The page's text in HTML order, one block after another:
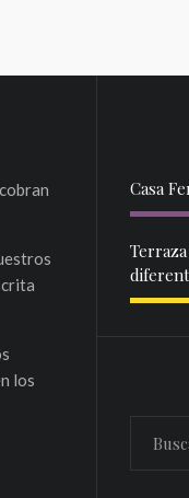
los
Casa